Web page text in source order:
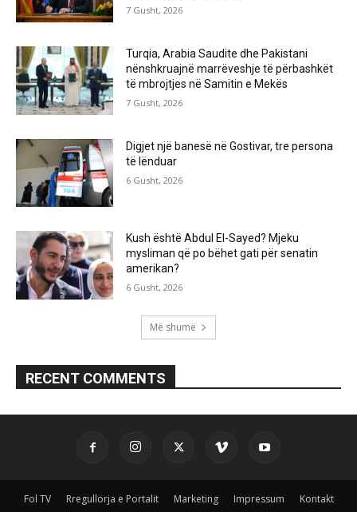
7 Gusht, 2026
Turqia, Arabia Saudite dhe Pakistani
nënshkruajnë marrëveshje të përbashkët
të mbrojtjes në Samitin e Mekës
7 Gusht, 2026
Digjet një banesë në Gostivar, tre persona
të lënduar
6 Gusht, 2026
Kush është Abdul El-Sayed? Mjeku
mysliman që po bëhet gati për senatin
amerikan?
6 Gusht, 2026
Më shumë
RECENT COMMENTS
Fol TV Rregullorja e Portalit Marketing Impressum Kontakt